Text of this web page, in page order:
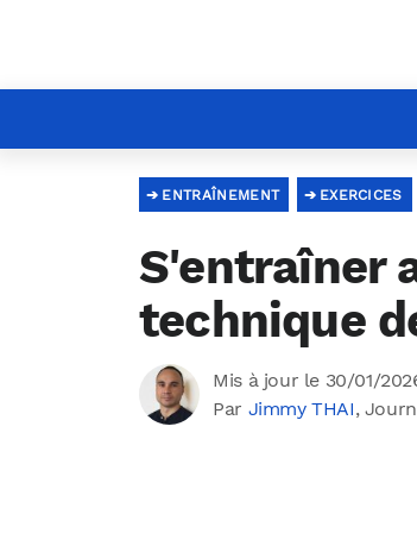
ENTRAÎNEMENT EXERCICES
S'entraîner
technique
Mis à jour le 30/01/
Par Jimmy THAI,